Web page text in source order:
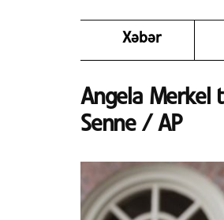
Xəbər
Angela Merkel
Senne / AP